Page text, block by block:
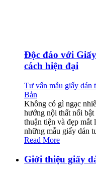
Độc đáo với
cách hiện đại
Tư vấn mẫu giấy dán
Bản
Không có gì ngạc
hướng nội thất nổi
thuận tiện và đẹp mắt
những mẫu giấy dán
Read More
Giới thiệu giấy